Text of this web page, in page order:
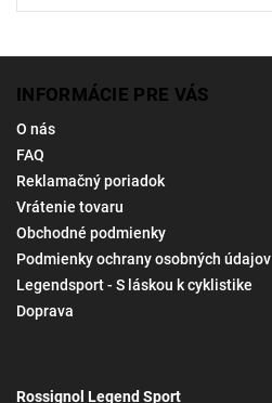
INFORMÁCIE PRE VÁS
O nás
FAQ
Reklamačný poriadok
Vrátenie tovaru
Obchodné podmienky
Podmienky ochrany osobných údajov
Legendsport - S láskou k cyklistike
Doprava
Rossignol Legend Sport